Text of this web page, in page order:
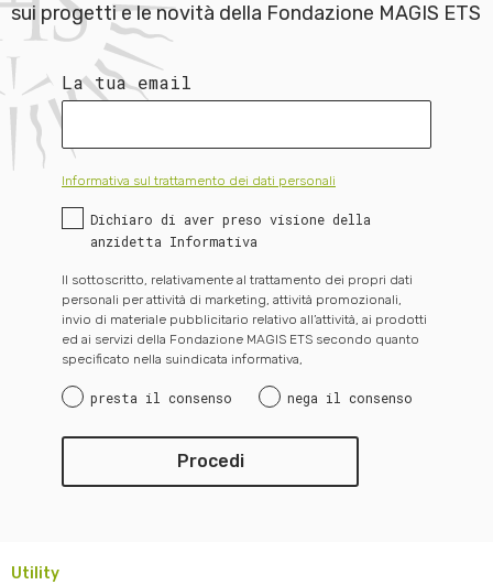
sui progetti e le novità della Fondazione MAGIS ETS
La tua email
Informativa sul trattamento dei dati personali
Dichiaro di aver preso visione della
anzidetta Informativa
Il sottoscritto, relativamente al trattamento dei propri dati
personali per attività di marketing, attività promozionali,
invio di materiale pubblicitario relativo all’attività, ai prodotti
ed ai servizi della Fondazione MAGIS ETS secondo quanto
specificato nella suindicata informativa,
presta il consenso nega il consenso
Utility